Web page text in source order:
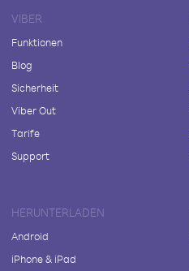
VIBER
Funktionen
Blog
Sicherheit
Viber Out
Tarife
Support
HERUNTERLADEN
Android
iPhone & iPad